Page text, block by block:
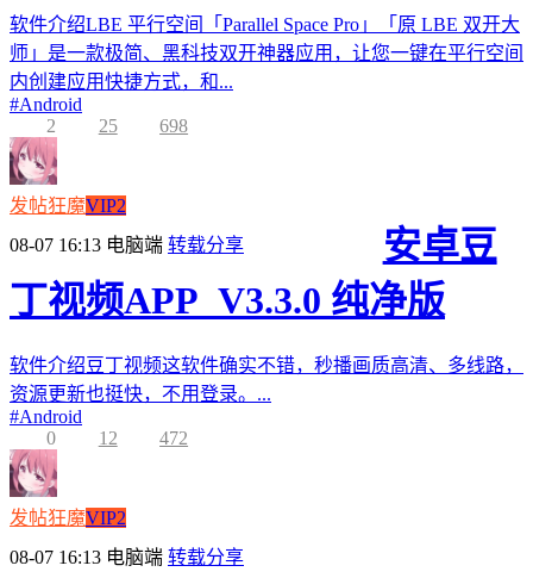
软件介绍LBE 平行空间「Parallel Space Pro」「原 LBE 双开大
师」是一款极简、黑科技双开神器应用，让您一键在平行空间
内创建应用快捷方式，和...
#Android
2
25 698
发帖狂魔VIP2
08-07 16:13 电脑端 转载分享
安卓豆
丁视频APP_V3.3.0 纯净版
软件介绍豆丁视频这软件确实不错，秒播画质高清、多线路，
资源更新也挺快，不用登录。...
#Android
0
12 472
发帖狂魔VIP2
08-07 16:13 电脑端 转载分享